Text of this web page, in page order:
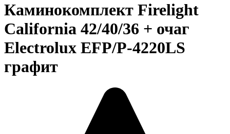
Каминокомплект Firelight
California 42/40/36 + очаг
Electrolux EFP/P-4220LS
графит